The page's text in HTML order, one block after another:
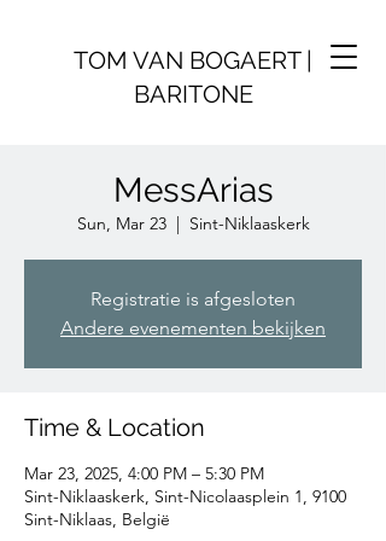
TOM VAN BOGAERT |
BARITONE
MessArias
Sun, Mar 23
  |
Sint-Niklaaskerk
Registratie is afgesloten
Andere evenementen bekijken
Time & Location
Mar 23, 2025, 4:00 PM – 5:30 PM
Sint-Niklaaskerk, Sint-Nicolaasplein 1, 9100
Sint-Niklaas, België